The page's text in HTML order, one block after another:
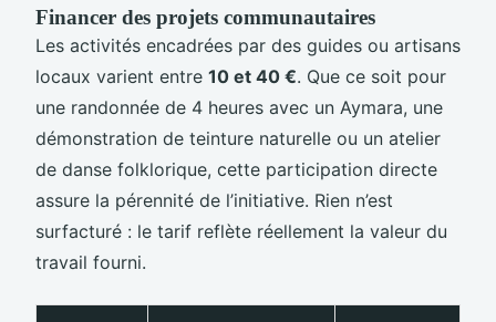
Financer des projets communautaires
Les activités encadrées par des guides ou artisans
locaux varient entre 10 et 40 €. Que ce soit pour
une randonnée de 4 heures avec un Aymara, une
démonstration de teinture naturelle ou un atelier
de danse folklorique, cette participation directe
assure la pérennité de l’initiative. Rien n’est
surfacturé : le tarif reflète réellement la valeur du
travail fourni.